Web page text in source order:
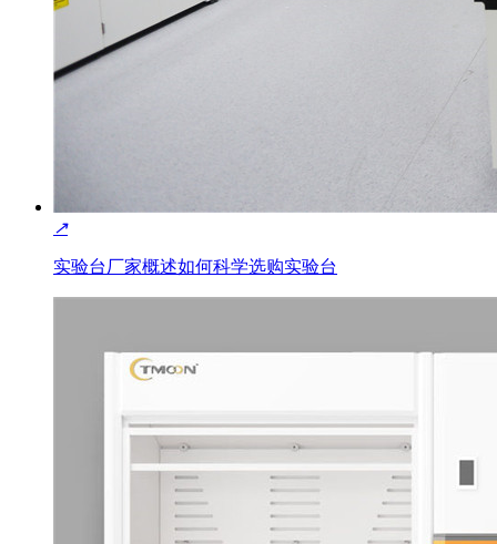
↗
实验台厂家概述如何科学选购实验台